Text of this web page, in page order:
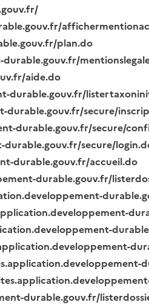
plan.do
aide.do
durable.gouv.fr/
durable.gouv.fr/secure/
durable.gouv.fr/secure/
secure/
durable.gouv.fr/accueil.do
durable.gouv.fr/
durable.gouv.fr/